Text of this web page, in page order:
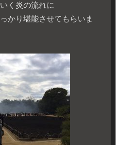
く炎の流れに
かり堪能させてもらいま